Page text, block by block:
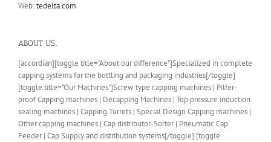
Web:tedelta.com
ABOUT US..
[accordian][toggle title="About our difference"]Specialized in complete
capping systems for the bottling and packaging industries[/toggle]
[toggle title="Our Machines"]Screw type capping machines | Pilfer-
proof Capping machines | Decapping Machines | Top pressure induction
sealing machines | Capping Turrets | Special Design Capping machines |
Other capping machines | Cap distributor-Sorter | Pneumatic Cap
Feeder | Cap Supply and distribution systems[/toggle] [toggle